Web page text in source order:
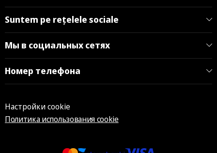
Suntem pe rețelele sociale
Мы в социальных сетях
Номер телефона
Настройки cookie
Политика использования cookie